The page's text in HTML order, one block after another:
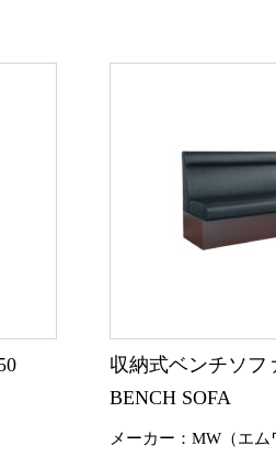
収納式ベンチソフ
BENCH SOFA
メーカー：MW（エム